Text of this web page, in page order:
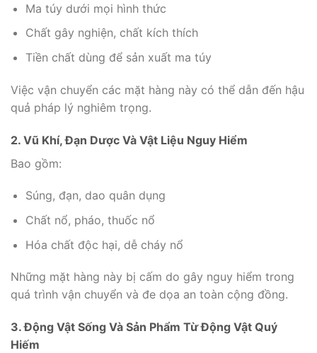
Ma túy dưới mọi hình thức
Chất gây nghiện, chất kích thích
Tiền chất dùng để sản xuất ma túy
Việc vận chuyển các mặt hàng này có thể dẫn đến hậu
quả pháp lý nghiêm trọng.
2. Vũ Khí, Đạn Dược Và Vật Liệu Nguy Hiểm
Bao gồm:
Súng, đạn, dao quân dụng
Chất nổ, pháo, thuốc nổ
Hóa chất độc hại, dễ cháy nổ
Những mặt hàng này bị cấm do gây nguy hiểm trong
quá trình vận chuyển và đe dọa an toàn cộng đồng.
3. Động Vật Sống Và Sản Phẩm Từ Động Vật Quý
Hiếm